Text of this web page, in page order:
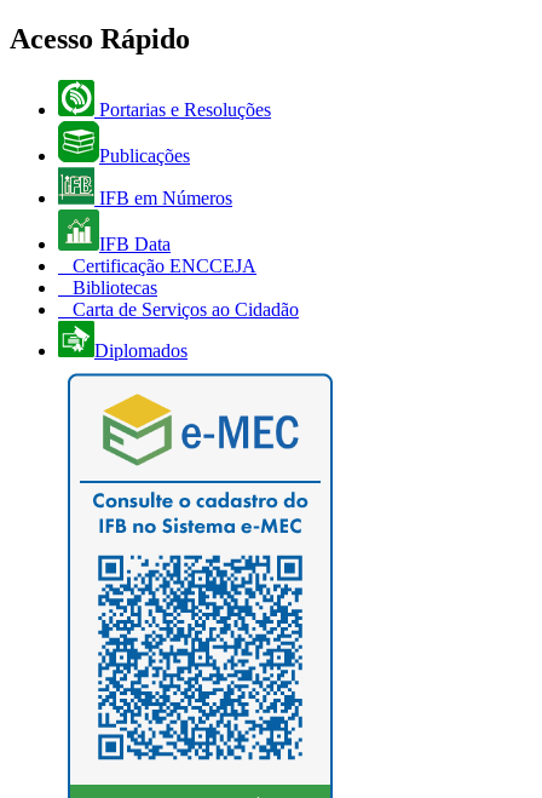
Acesso Rápido
Portarias e Resoluções
Publicações
IFB em Números
IFB Data
Certificação ENCCEJA
Bibliotecas
Carta de Serviços ao Cidadão
Diplomados